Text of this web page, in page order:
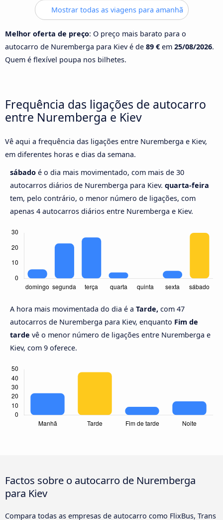
Mostrar todas as viagens para amanhã
Melhor oferta de preço: O preço mais barato para o
autocarro de Nuremberga para Kiev é de 89 € em 25/08/2026.
Quem é flexível poupa nos bilhetes.
Frequência das ligações de autocarro
entre Nuremberga e Kiev
Vê aqui a frequência das ligações entre Nuremberga e Kiev,
em diferentes horas e dias da semana.
sábado é o dia mais movimentado, com mais de 30
autocarros diários de Nuremberga para Kiev. quarta-feira
tem, pelo contrário, o menor número de ligações, com
apenas 4 autocarros diários entre Nuremberga e Kiev.
A hora mais movimentada do dia é a Tarde, com 47
autocarros de Nuremberga para Kiev, enquanto Fim de
tarde vê o menor número de ligações entre Nuremberga e
Kiev, com 9 oferece.
Factos sobre o autocarro de Nuremberga
para Kiev
Compara todas as empresas de autocarro como FlixBus, Trans